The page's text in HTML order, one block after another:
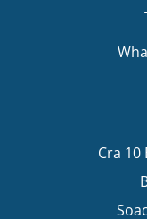
Cra 10